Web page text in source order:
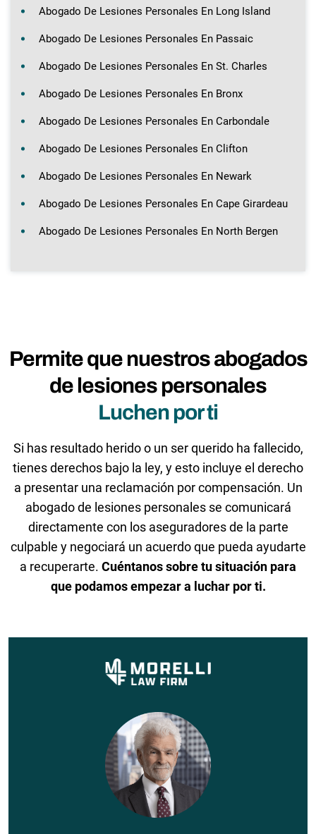
Abogado De Lesiones Personales En Long Island
Abogado De Lesiones Personales En Passaic
Abogado De Lesiones Personales En St. Charles
Abogado De Lesiones Personales En Bronx
Abogado De Lesiones Personales En Carbondale
Abogado De Lesiones Personales En Clifton
Abogado De Lesiones Personales En Newark
Abogado De Lesiones Personales En Cape Girardeau
Abogado De Lesiones Personales En North Bergen
Permite que nuestros abogados
de lesiones personales
Luchen por ti
Si has resultado herido o un ser querido ha fallecido,
tienes derechos bajo la ley, y esto incluye el derecho
a presentar una reclamación por compensación. Un
abogado de lesiones personales se comunicará
directamente con los aseguradores de la parte
culpable y negociará un acuerdo que pueda ayudarte
a recuperarte. Cuéntanos sobre tu situación para
que podamos empezar a luchar por ti.